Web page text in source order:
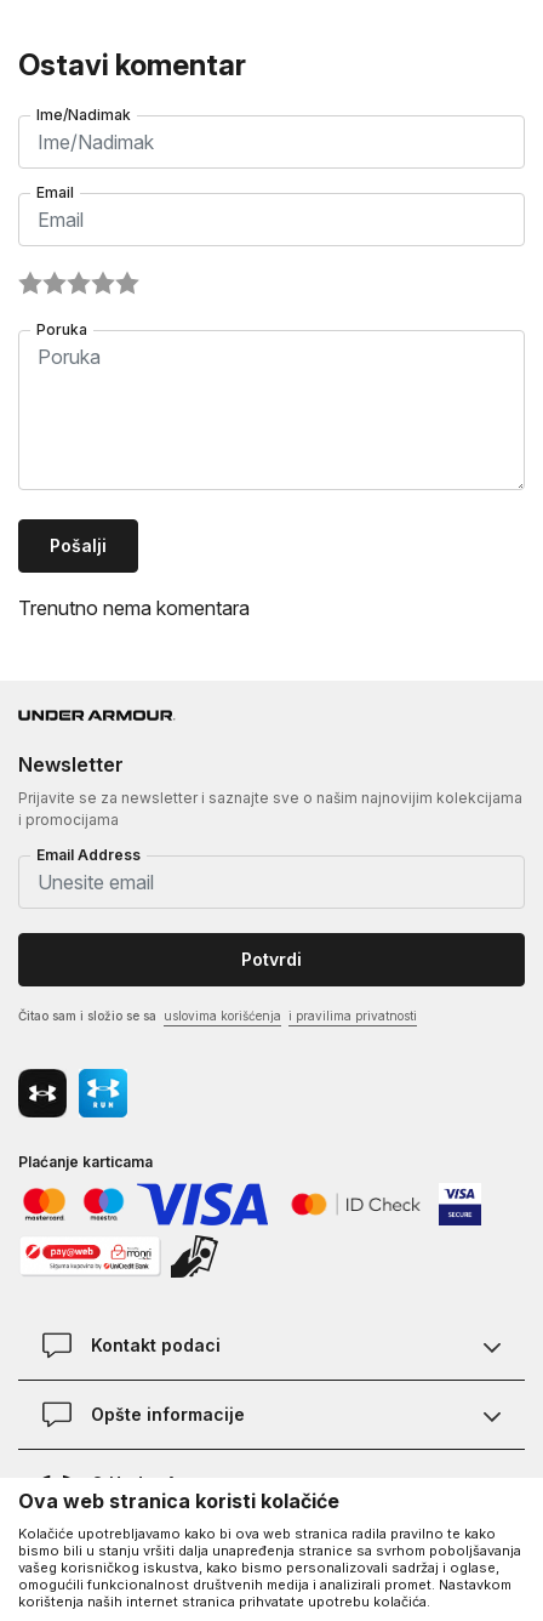
Ostavi komentar
Ime/Nadimak
Email
Poruka
Pošalji
Trenutno nema komentara
Newsletter
Prijavite se za newsletter i saznajte sve o našim najnovijim kolekcijama
i promocijama
Email Address
Potvrdi
Čitao sam i složio se sa uslovima korišćenja i pravilima privatnosti
Plaćanje karticama
Kontakt podaci
Kontakt
Opšte informacije
Provjera statusa porudžbine
Najčešća pitanja
Kako kupiti
O Under Armour-u
O nama - priča o UA
Saznajte više o UA
Karijera
UA Social
Facebook
Ova web stranica koristi kolačiće
Kolačiće upotrebljavamo kako bi ova web stranica radila pravilno te kako
bismo bili u stanju vršiti dalja unapređenja stranice sa svrhom poboljšavanja
vašeg korisničkog iskustva, kako bismo personalizovali sadržaj i oglase,
omogućili funkcionalnost društvenih medija i analizirali promet. Nastavkom
korištenja naših internet stranica prihvatate upotrebu kolačića.